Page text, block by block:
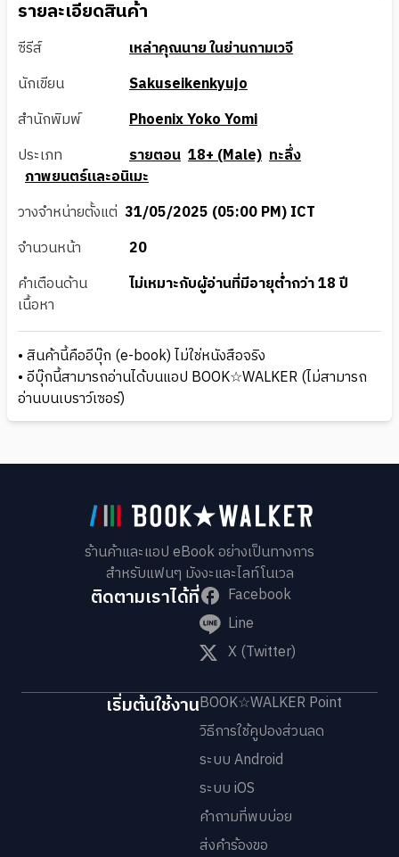
รายละเอียดสินค้า
ซีรีส์
เหล่าคุณนาย ในย่านกามเวจี
นักเขียน
Sakuseikenkyujo
สำนักพิมพ์
Phoenix Yoko Yomi
ประเภท
รายตอน 18+ (Male) ทะลึ่ง
ภาพยนตร์และอนิเมะ
วางจำหน่ายตั้งแต่ 31/05/2025 (05:00 PM) ICT
จำนวนหน้า
20
คำเตือนด้าน
เนื้อหา
ไม่เหมาะกับผู้อ่านที่มีอายุต่ำกว่า 18 ปี
• สินค้านี้คืออีบุ๊ก (e-book) ไม่ใช่หนังสือจริง
• อีบุ๊กนี้สามารถอ่านได้บนแอป BOOK☆WALKER (ไม่สามารถ
อ่านบนเบราว์เซอร์)
ร้านค้าและแอป eBook อย่างเป็นทางการ
สำหรับแฟนๆ มังงะและไลท์โนเวล
ติดตามเราได้ที่
Facebook
Line
X (Twitter)
เริ่มต้นใช้งานBOOK☆WALKER Point
วิธีการใช้คูปองส่วนลด
ระบบ Android
ระบบ iOS
คำถามที่พบบ่อย
ส่งคำร้องขอ